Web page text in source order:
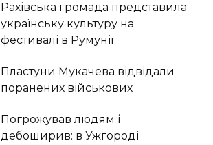
Рахівська громада представила
українську культуру на
фестивалі в Румунії
Пластуни Мукачева відвідали
поранених військових
Погрожував людям і
дебоширив: в Ужгороді